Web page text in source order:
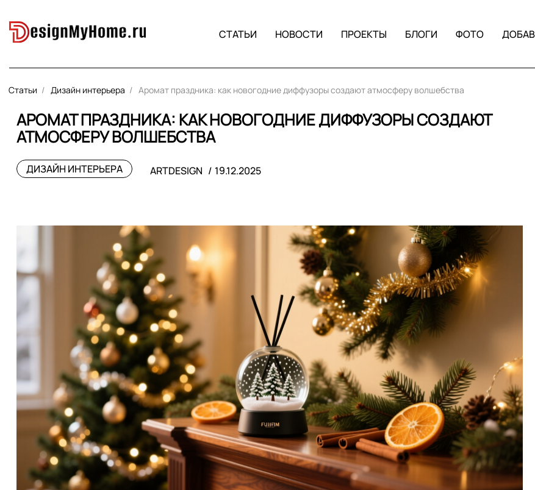
СТАТЬИ НОВОСТИ ПРОЕКТЫ БЛОГИ ФОТО
Статьи Дизайн интерьера Аромат праздника: как новогодние диффузоры создают атмосферу волшебства
АРОМАТ ПРАЗДНИКА: КАК НОВОГОДНИЕ ДИФФУЗОРЫ СОЗДАЮТ
АТМОСФЕРУ ВОЛШЕБСТВА
ДИЗАЙН ИНТЕРЬЕРА ARTDESIGN 19.12.2025